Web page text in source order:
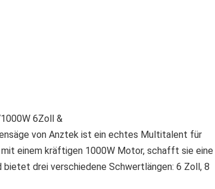
6Zoll &
von Anztek ist ein echtes Multitalent für
einem kräftigen 1000W Motor, schafft sie eine
drei verschiedene Schwertlängen: 6 Zoll, 8